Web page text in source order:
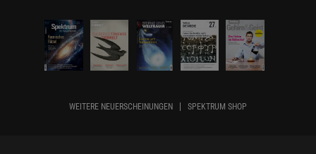
WEITERE NEUERSCHEINUNGEN SPEKTRUM SHOP